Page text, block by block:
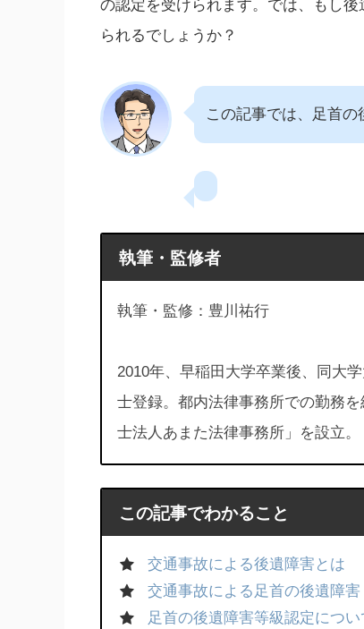
の認定を受けられます。では、もし後
られるでしょうか？
この記事では、足首の
執筆・監修者
執筆・監修：豊川祐行
2010年、早稲田大学卒業後、同大
士登録。都内法律事務所での勤務
士法人あまた法律事務所」を設立
この記事でわかること
交通事故による後遺障害とは
交通事故による足首の後遺障害
足首の後遺障害等級認定につい